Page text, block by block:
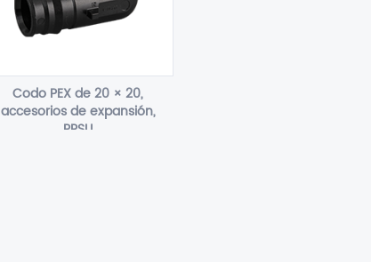
Codo PEX de 20 × 20,
accesorios de expansión,
PPSU